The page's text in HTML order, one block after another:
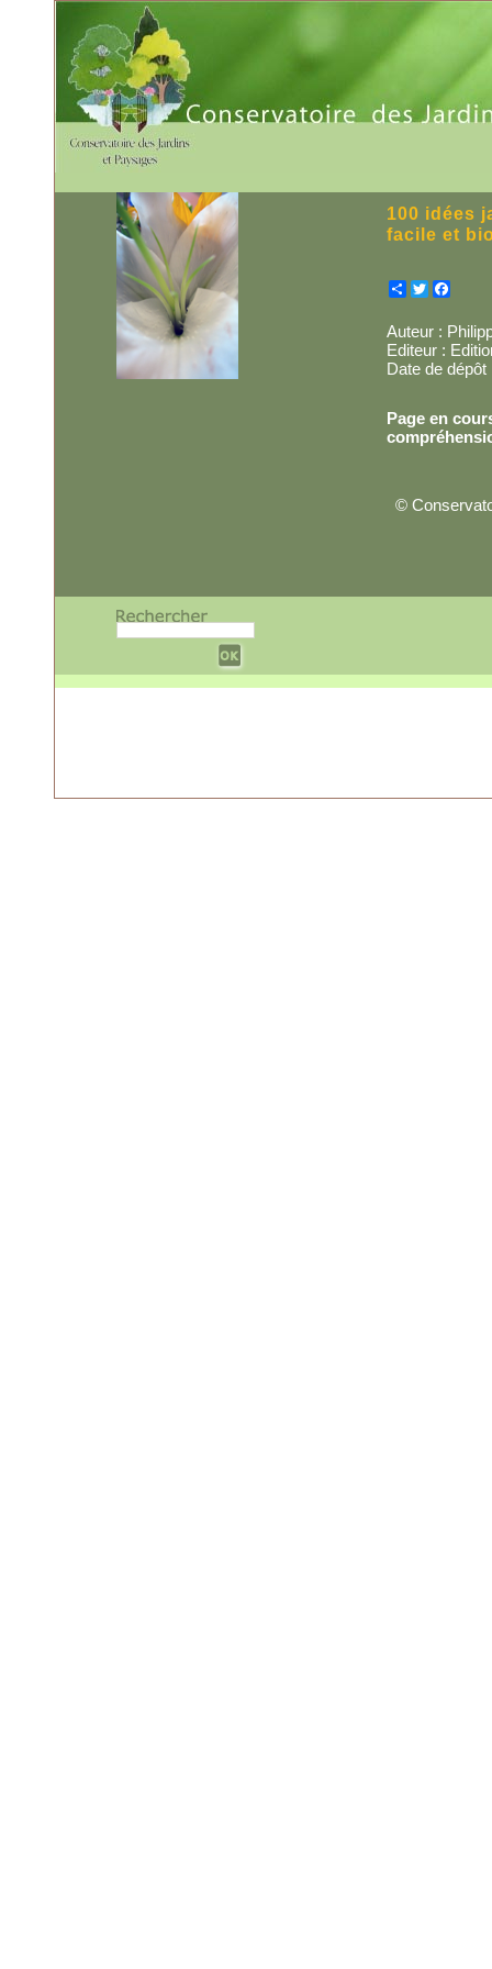
100 idées
facile et
Partager
Twitter
Auteur :
Editeur :
Date de dépôt
Page en
©